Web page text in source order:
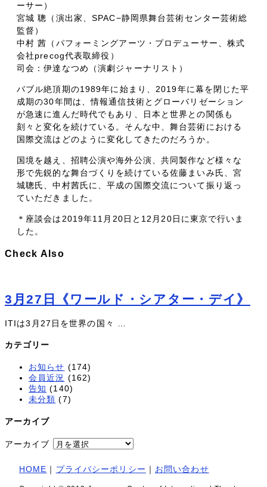
ーサー）
宮城 聰（演出家、SPAC−静岡県舞台芸術センター芸術総
監督）
中村 茜（パフォーミングアーツ・プロデューサー、株式
会社precog代表取締役）
司会：伊達なつめ（演劇ジャーナリスト）
バブル絶頂期の1989年に始まり、2019年に幕を閉じた平
成期の30年間は、情報通信技術とグローバリゼーション
が急速に進んだ時代でもあり、日本と世界との関係も
刻々と変化を続けている。そんな中、舞台芸術における
国際交流はどのように変化してきたのだろうか。
国境を越え、招聘公演や海外公演、共同製作など様々な
形で先鋭的な舞台づくりを続けている佐藤まいみ氏、宮
城聰氏、中村茜氏に、平成の国際交流について振り返っ
ていただきました。
＊座談会は2019年11月20日と12月20日に東京で行いま
した。
Check Also
3月27日《ワールド・シアター・デイ》
ITIは3月27日を世界の国々 …
カテゴリー
お知らせ (174)
会員近況 (162)
告知 (140)
未分類 (7)
アーカイブ
アーカイブ
HOME ｜ プライバシーポリシー ｜ お問い合わせ